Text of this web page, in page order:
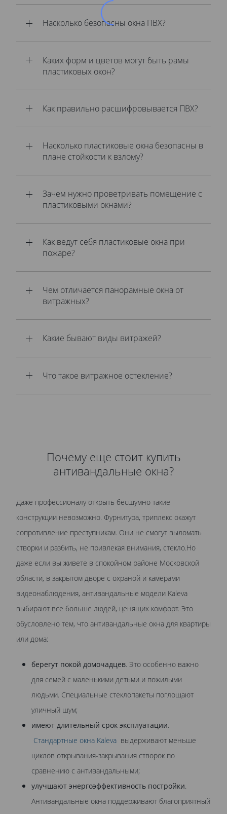
Насколько безопасны окна ПВХ?
Каких форм и цветов могут быть рамы
пластиковых окон?
Как правильно расшифровывается ПВХ?
Насколько пластиковые окна безопасны в
плане стойкости к взлому?
Зачем нужно проветривать помещение с
пластиковыми окнами?
Как ведут себя пластиковые окна при
пожаре?
Чем отличается панорамные окна от
витражных?
Какие бывают виды витражей?
Что такое витражное остекление?
Почему еще стоит купить
антивандальные окна?
Даже профессионалу открыть бесшумно такие
конструкции невозможно. Фурнитура, триплекс окажут
сопротивление преступникам. Они не смогут выломать
створки и разбить, не привлекая внимания, стекло.Но
даже если вы живете в спокойном районе Московской
области, в закрытом дворе с охраной и камерами
видеонаблюдения, антивандальные модели Kaleva
выбирают все больше людей, ценящих комфорт. Это
обусловлено тем, что антивандальные окна для квартиры
или дома:
берегут покой домочадцев. Это особенно важно
для семей с маленькими детьми и пожилыми
людьми. Специальные стеклопакеты поглощают
уличный шум;
имеют длительный срок эксплуатации.
Стандартные окна Kaleva выдерживают меньше
циклов открывания-закрывания створок по
сравнению с антивандальными;
улучшают энергоэффективность постройки.
Антивандальные окна поддерживают благоприятный